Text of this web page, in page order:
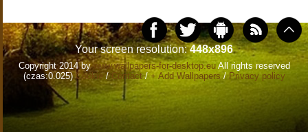
Your screen resolution:448x896
Copyright 2014 bywww.wallpapers-for-desktop.euAll rights reserved
(czas:0.025)Cookie/Contact/ + Add Wallpapers/Privacy policy